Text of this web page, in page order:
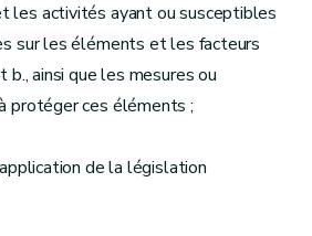
les activités ayant ou susceptibles
sur les éléments et les facteurs
b., ainsi que les mesures ou
protéger ces éléments ;
de la législation